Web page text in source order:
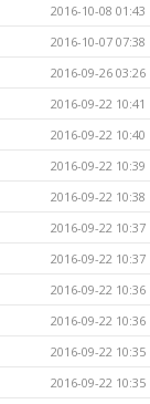
2016-10-08 01:43
2016-10-07 07:38
2016-09-26 03:26
2016-09-22 10:41
2016-09-22 10:40
2016-09-22 10:39
2016-09-22 10:38
2016-09-22 10:37
2016-09-22 10:37
2016-09-22 10:36
2016-09-22 10:36
2016-09-22 10:35
2016-09-22 10:35